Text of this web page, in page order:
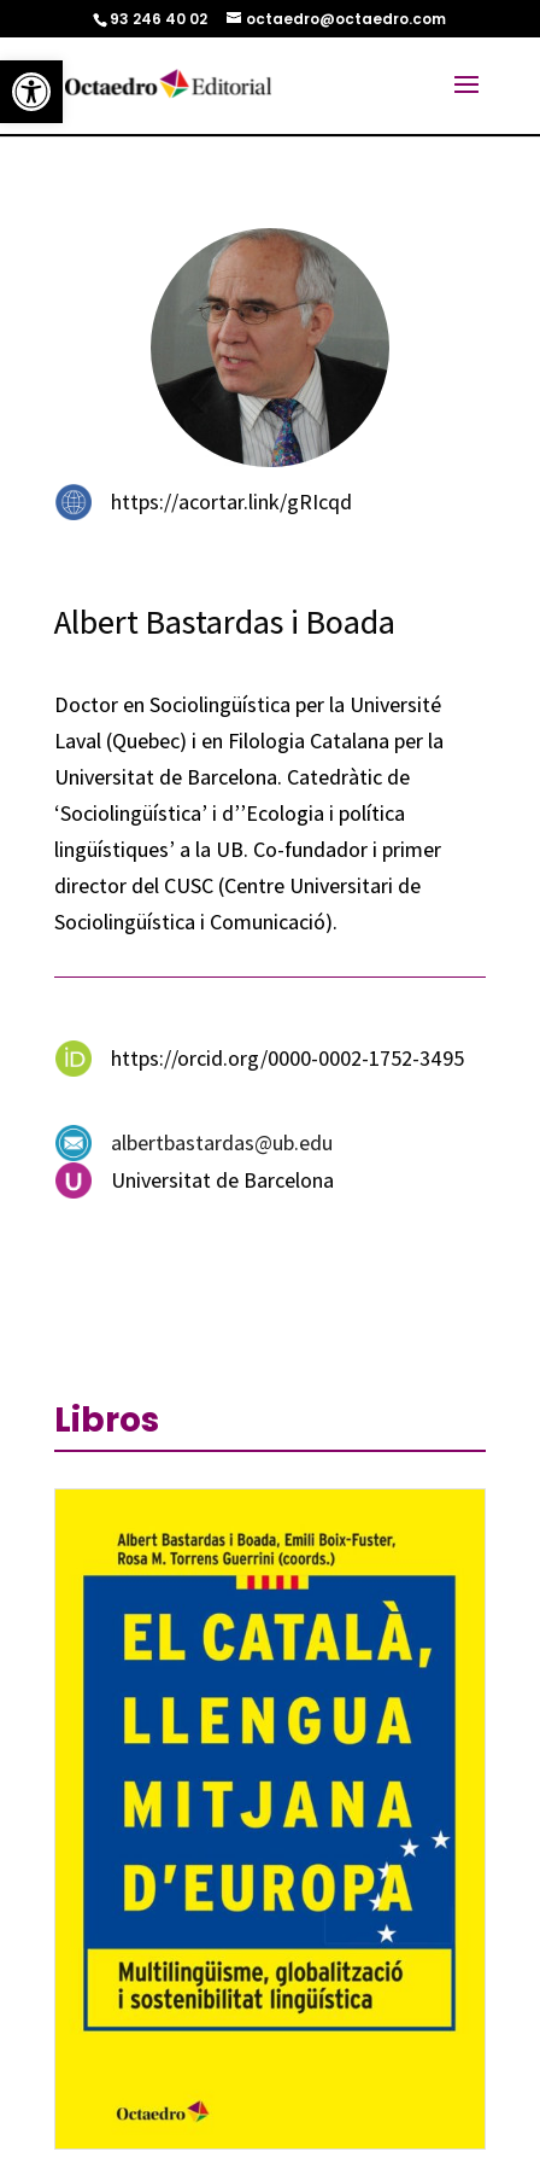
Abrir barra de herramientas
93 246 40 02 octaedro@octaedro.com
https://acortar.link/gRIcqd
Albert Bastardas i Boada
Doctor en Sociolingüística per la Université
Laval (Quebec) i en Filologia Catalana per la
Universitat de Barcelona. Catedràtic de
‘Sociolingüística’ i d’’Ecologia i política
lingüístiques’ a la UB. Co-fundador i primer
director del CUSC (Centre Universitari de
Sociolingüística i Comunicació).
https://orcid.org/0000-0002-1752-3495
albertbastardas@ub.edu
Universitat de Barcelona
Libros